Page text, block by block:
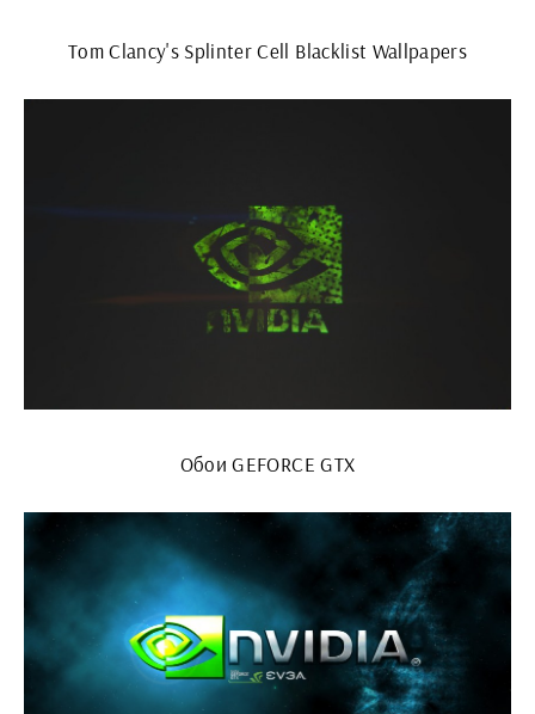
Tom Clancy's Splinter Cell Blacklist Wallpapers
Обои GEFORCE GTX